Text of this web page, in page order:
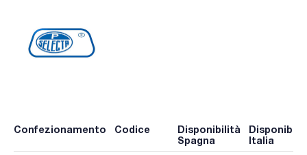
Confezionamento Codice
Disponibilità
Spagna
Italia